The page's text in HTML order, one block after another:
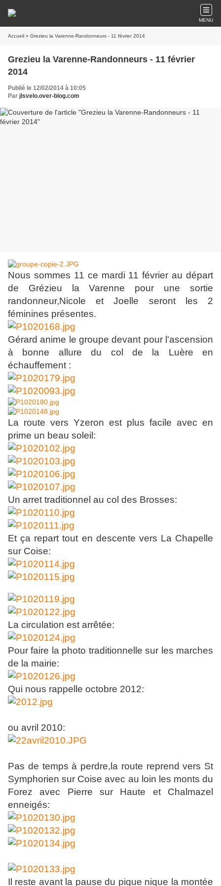
MENU
Accueil » Grezieu la Varenne-Randonneurs - 11 février 2014
Grezieu la Varenne-Randonneurs - 11 février
2014
Publié le 12/02/2014 à 10:05
Par jlsvelo.over-blog.com
Nous sommes 11 ce mardi 11 février au départ
de Grézieu la Varenne pour une sortie
randonneur,Nicole et Joelle seront les 2
féminines présentes.
Gérard anime le groupe devant pour l'ascension
à bonne allure du col de la Luère en
échauffement :
La route vers Yzeron est plus facile avec en
prime un beau soleil:
Un arret traditionnel au col des Brosses:
Et ça repart tout en descente vers La Chapelle
sur Coise:
La circulation est arrêtée:
Pour faire la photo traditionnelle sur les marches
de la mairie:
Qui nous rappelle octobre 2012:
ou avril 2010:
Pas de temps à perdre,la route reprend vers St
Symphorien sur Coise avec au loin les monts du
Forez avec Pierre sur Haute et Chalmazel
enneigés:
Il reste avant la pause du pique nique la montée